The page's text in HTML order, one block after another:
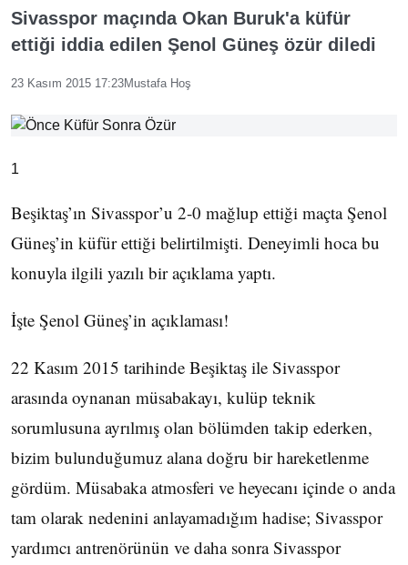
Sivasspor maçında Okan Buruk'a küfür
ettiği iddia edilen Şenol Güneş özür diledi
23 Kasım 2015 17:23Mustafa Hoş
1
Beşiktaş’ın Sivasspor’u 2-0 mağlup ettiği maçta Şenol
Güneş’in küfür ettiği belirtilmişti. Deneyimli hoca bu
konuyla ilgili yazılı bir açıklama yaptı.
İşte Şenol Güneş’in açıklaması!
22 Kasım 2015 tarihinde Beşiktaş ile Sivasspor
arasında oynanan müsabakayı, kulüp teknik
sorumlusuna ayrılmış olan bölümden takip ederken,
bizim bulunduğumuz alana doğru bir hareketlenme
gördüm. Müsabaka atmosferi ve heyecanı içinde o anda
tam olarak nedenini anlayamadığım hadise; Sivasspor
yardımcı antrenörünün ve daha sonra Sivasspor